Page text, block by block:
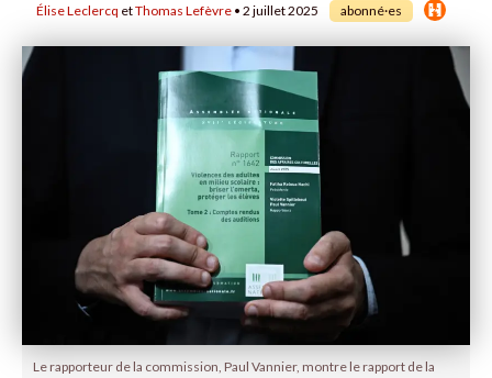
Élise Leclercq etThomas Lefèvre • 2 juillet 2025 abonné·es
Le rapporteur de la commission, Paul Vannier, montre le rapport de la